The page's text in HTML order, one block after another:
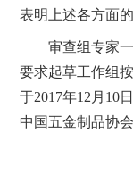
表明上述各方面
审查组专家
要求起草工作组
于2017年12月10
中国五金制品协会